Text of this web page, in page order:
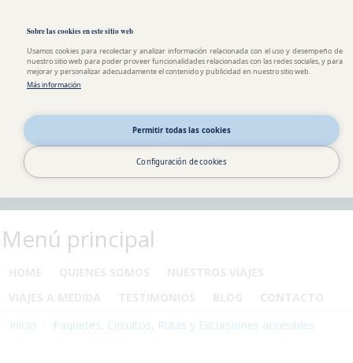
Sobre las cookies en este sitio web
Usamos cookies para recolectar y analizar información relacionada con el uso y desempeño de
nuestro sitio web para poder proveer funcionalidades relacionadas con las redes sociales, y para
mejorar y personalizar adecuadamente el contenido y publicidad en nuestro sitio web.
Más información
Permitir todas las cookies
Configuración de cookies
Menú principal
Inicio
Paquetes, Circuitos, Rutas y Excursiones accesibles